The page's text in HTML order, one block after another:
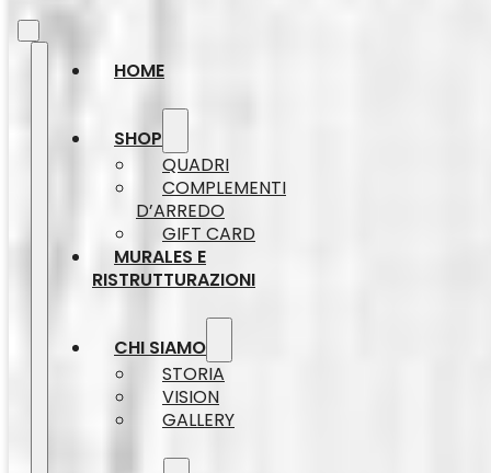
HOME
SHOP
QUADRI
COMPLEMENTI
D’ARREDO
GIFT CARD
MURALES E
RISTRUTTURAZIONI
CHI SIAMO
STORIA
VISION
GALLERY